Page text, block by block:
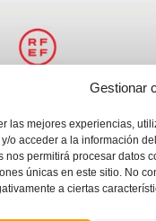
Gestionar
las mejores experiencias,
o acceder a la información
nos permitirá procesar datos
únicas en este sitio. No
a ciertas
yCastilla y
compartirá el Grupo